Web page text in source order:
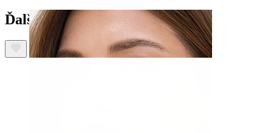
Ďalší zákazníci si kúpili